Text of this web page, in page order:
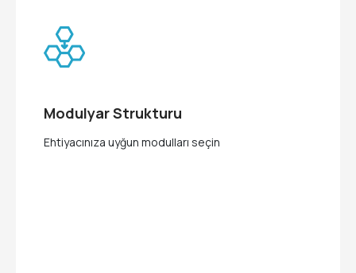
Modulyar Strukturu
Ehtiyacınıza uyğun modulları seçin